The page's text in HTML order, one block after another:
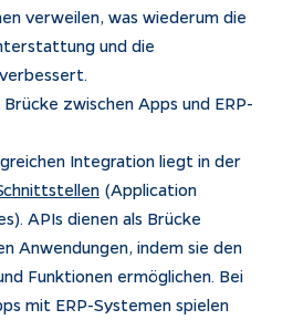
verweilen, was wiederum die
und die
zwischen Apps und ERP-
Integration liegt in der
(Application
APIs dienen als Brücke
Anwendungen, indem sie den
Funktionen ermöglichen. Bei
mit ERP-Systemen spielen